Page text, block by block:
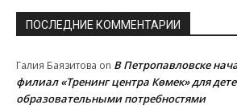
ПОСЛЕДНИЕ КОММЕНТАРИИ
Галия Баязитова on В Петропавловске
филиал «Тренинг центра Көмек» для
образовательными потребностями